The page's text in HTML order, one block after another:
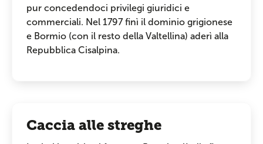
pur concedendoci privilegi giuridici e
commerciali. Nel 1797 finì il dominio grigionese
e Bormio (con il resto della Valtellina) aderì alla
Repubblica Cisalpina.
Caccia alle streghe